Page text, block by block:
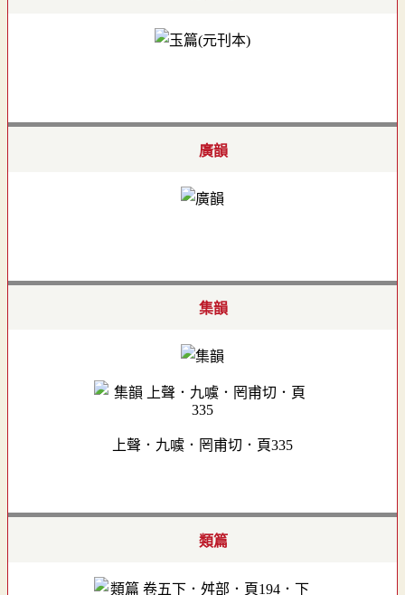
廣韻
集韻
上聲．九噳．罔甫切．頁335
類篇